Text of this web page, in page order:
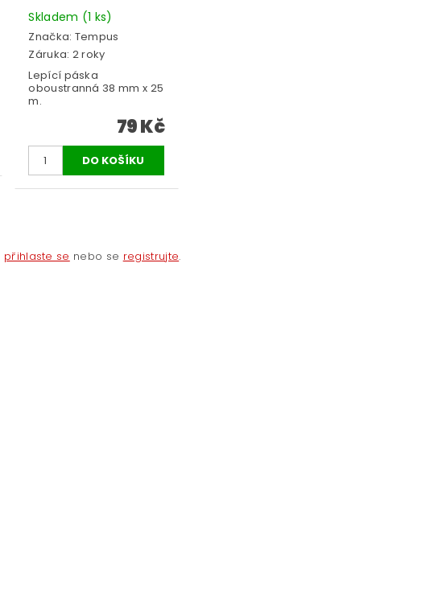
Skladem (1 ks)
Značka: Tempus
Záruka: 2 roky
Lepící páska
oboustranná 38 mm x 25
m.
79 Kč
přihlaste se nebo se registrujte.